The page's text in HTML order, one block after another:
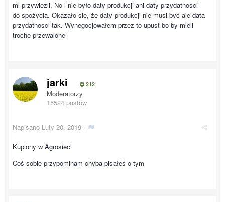
mi przywiezli, No i nie było daty produkcji ani daty przydatności
do spożycia. Okazało się, że daty produkcji nie musi być ale data
przydatnosci tak. Wynegocjowałem przez to upust bo by mieli
troche przewalone
jarki 212
Moderatorzy
15524 postów
Napisano Luty 20, 2019 ·
Kupiony w Agrosieci
Coś sobie przypominam chyba pisałeś o tym